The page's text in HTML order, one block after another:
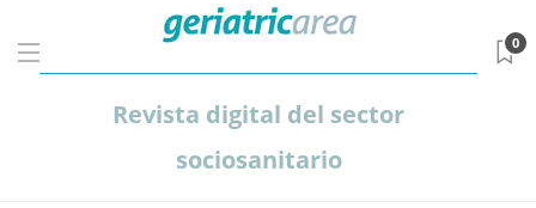
Revista digital del sector
sociosanitario
0